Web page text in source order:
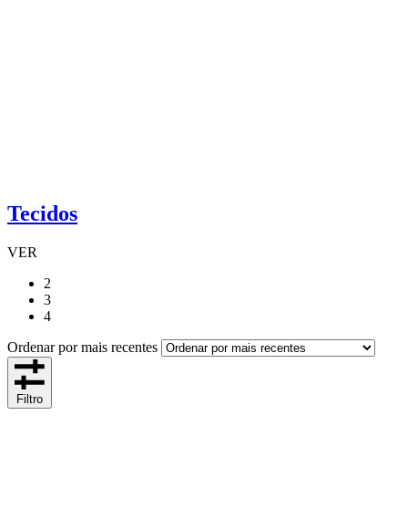
Tecidos
VER
2
3
4
Ordenar por mais recentes
Filtro